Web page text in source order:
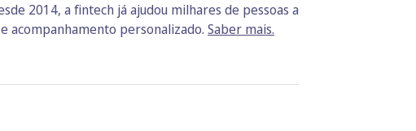
2014, a fintech já ajudou milhares de pessoas a
acompanhamento personalizado. Saber mais.